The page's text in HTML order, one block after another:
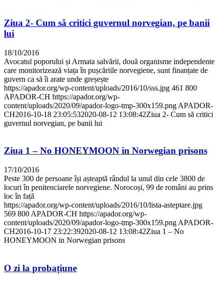
Ziua 2- Cum să critici guvernul norvegian, pe banii
lui
18/10/2016
Avocatul poporului și Armata salvării, două organisme independente
care monitorizează viața în pușcăriile norvegiene, sunt finanțate de
guvern ca să îi arate unde greșește
https://apador.org/wp-content/uploads/2016/10/sss.jpg 461 800
APADOR-CH https://apador.org/wp-
content/uploads/2020/09/apador-logo-tmp-300x159.png APADOR-
CH2016-10-18 23:05:532020-08-12 13:08:42Ziua 2- Cum să critici
guvernul norvegian, pe banii lui
Ziua 1 – No HONEYMOON in Norwegian prisons
17/10/2016
Peste 300 de persoane își așteaptă rândul la unul din cele 3800 de
locuri în penitenciarele norvegiene. Norocoși, 99 de români au prins
loc în față
https://apador.org/wp-content/uploads/2016/10/lista-asteptare.jpg
569 800 APADOR-CH https://apador.org/wp-
content/uploads/2020/09/apador-logo-tmp-300x159.png APADOR-
CH2016-10-17 23:22:392020-08-12 13:08:42Ziua 1 – No
HONEYMOON in Norwegian prisons
O zi la probațiune